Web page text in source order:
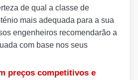
de qual a classe de
mais adequada para a sua
engenheiros recomendarão a
com base nos seus
preços competitivos e